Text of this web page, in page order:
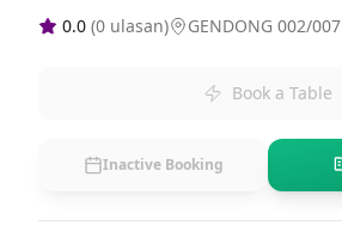
0.0 (0 ulasan) GENDONG 002/007
Book a Table
Inactive Booking